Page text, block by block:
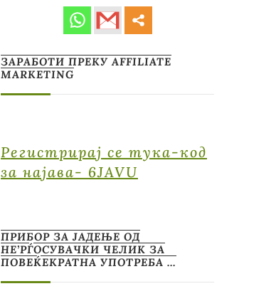
ЗАРАБОТИ ПРЕКУ AFFILIATE
MARKETING
Регистрирај се тука-код
за најава- 6JAVU
ПРИБОР ЗА ЈАДЕЊЕ ОД
НЕ’РЃОСУВАЧКИ ЧЕЛИК ЗА
ПОВЕЌЕКРАТНА УПОТРЕБА …